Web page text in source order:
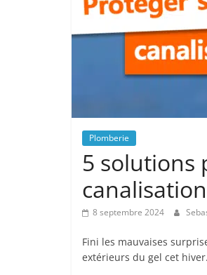
particuliers
Plomberie
5 solutions
8 septembre 2024
Fini les mauvaises
extérieurs du gel cet hiver.